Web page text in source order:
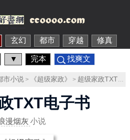
玄幻 都市 穿越 修真
▼ 完本 找爽文
市小说> 《超级家政》 > 超级家政TXT下载
TXT电子书
漫烟灰 小说